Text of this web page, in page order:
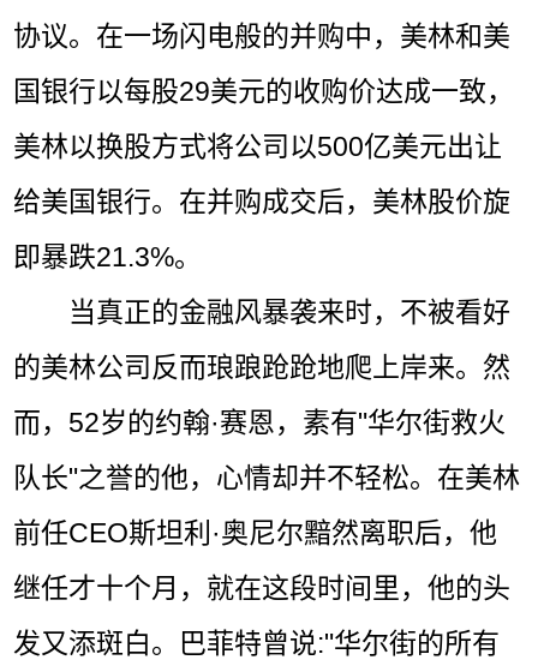
协议。在一场闪电般的并购中，美林和美
国银行以每股29美元的收购价达成一致，
美林以换股方式将公司以500亿美元出让
给美国银行。在并购成交后，美林股价旋
即暴跌21.3%。
当真正的金融风暴袭来时，不被看好
的美林公司反而琅踉跄跄地爬上岸来。然
而，52岁的约翰·赛恩，素有"华尔街救火
队长"之誉的他，心情却并不轻松。在美林
前任CEO斯坦利·奥尼尔黯然离职后，他
继任才十个月，就在这段时间里，他的头
发又添斑白。巴菲特曾说:"华尔街的所有